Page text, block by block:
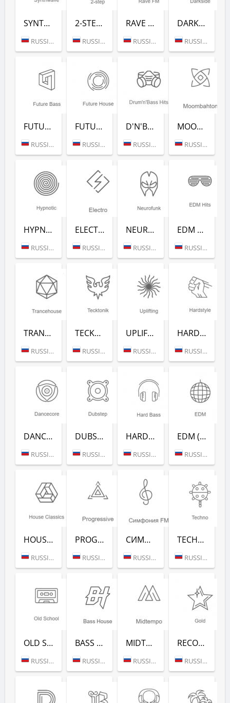
SYNTHWAVE (РАДИО РЕКОРД)
RUSSIA (MOSCOW)
2-STEP (РАДИО РЕКОРД)
RUSSIA (MOSCOW)
RAVE FM (РАДИО РЕКОРД)
RUSSIA (MOSCOW)
DARKSIDE (РАДИО РЕКОРД)
RUSSIA (MOSCOW)
FUTURE BASS (РАДИО РЕКОРД)
RUSSIA (MOSCOW)
FUTURE HOUSE (РАДИО РЕКОРД)
RUSSIA (MOSCOW)
D'N'B CLASSICS (РАДИО РЕКОРД)
RUSSIA (MOSCOW)
MOOMBAHTON (РАДИО РЕКОРД)
RUSSIA (MOSCOW)
HYPNOTIC (РАДИО РЕКОРД)
RUSSIA (MOSCOW)
ELECTRO (РАДИО РЕКОРД)
RUSSIA (MOSCOW)
NEUROFUNK (РАДИО РЕКОРД)
RUSSIA (MOSCOW)
EDM CLASSICS (РАДИО РЕКОРД)
RUSSIA (MOSCOW)
TRANCEHOUSE (РАДИО РЕКОРД)
RUSSIA (MOSCOW)
TECKTONIK (РАДИО РЕКОРД)
RUSSIA (MOSCOW)
UPLIFTING (РАДИО РЕКОРД)
RUSSIA (MOSCOW)
HARDSTYLE (РАДИО РЕКОРД)
RUSSIA (MOSCOW)
DANCECORE (РАДИО РЕКОРД)
RUSSIA (MOSCOW)
DUBSTEP (РАДИО РЕКОРД)
RUSSIA (MOSCOW)
HARD BASS (РАДИО РЕКОРД)
RUSSIA (MOSCOW)
EDM (РАДИО РЕКОРД)
RUSSIA (MOSCOW)
HOUSE CLASSICS (РАДИО РЕКОРД)
RUSSIA (MOSCOW)
PROGRESSIVE (РАДИО РЕКОРД)
RUSSIA (MOSCOW)
СИМФОНИЯ FM (РАДИО РЕКОРД)
RUSSIA (MOSCOW)
TECHNO (РАДИО РЕКОРД)
RUSSIA (MOSCOW)
OLD SCHOOL (РАДИО РЕКОРД)
RUSSIA (MOSCOW)
BASS HOUSE (РАДИО РЕКОРД)
RUSSIA (MOSCOW)
MIDTEMPO (РАДИО РЕКОРД)
RUSSIA (MOSCOW)
RECORD GOLD (РАДИО РЕКОРД)
RUSSIA (MOSCOW)